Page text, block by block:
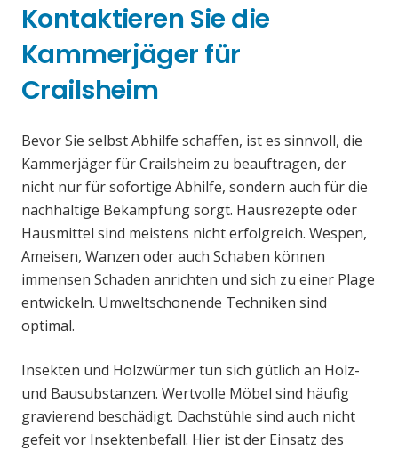
Kontaktieren Sie die
Kammerjäger für
Crailsheim
Bevor Sie selbst Abhilfe schaffen, ist es sinnvoll, die
Kammerjäger für Crailsheim zu beauftragen, der
nicht nur für sofortige Abhilfe, sondern auch für die
nachhaltige Bekämpfung sorgt. Hausrezepte oder
Hausmittel sind meistens nicht erfolgreich. Wespen,
Ameisen, Wanzen oder auch Schaben können
immensen Schaden anrichten und sich zu einer Plage
entwickeln. Umweltschonende Techniken sind
optimal.
Insekten und Holzwürmer tun sich gütlich an Holz-
und Bausubstanzen. Wertvolle Möbel sind häufig
gravierend beschädigt. Dachstühle sind auch nicht
gefeit vor Insektenbefall. Hier ist der Einsatz des